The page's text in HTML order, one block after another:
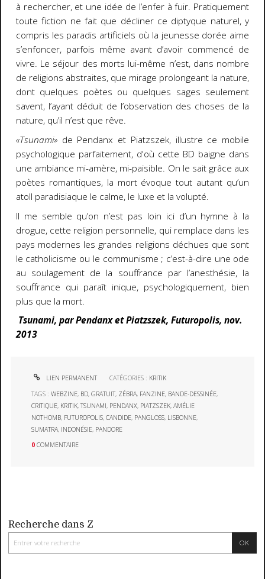
à rechercher, et une idée de l’enfer à fuir. Pratiquement
toute fiction ne fait que décliner ce diptyque naturel, y
compris les paradis artificiels où la jeunesse dorée aime
s’enfoncer, parfois même avant d’avoir commencé de
vivre. Le séjour des morts lui-même n’est, dans nombre
de religions abstraites, que mirage prolongeant la nature,
dont quelques poètes ou quelques sages seulement
savent, l’ayant déduit de l’observation des choses de la
nature, qu’il n’est que rêve.
«Tsunami»de Pendanx et Piatzszek, illustre ce mobile
psychologique parfaitement, d'où cette BD baigne dans
une ambiance mi-amère, mi-paisible. On le sait grâce aux
poètes romantiques, la mort évoque tout autant qu’un
atoll paradisiaque le calme, le luxe et la volupté.
Il me semble qu’on n’est pas loin ici d’un hymne à la
drogue, cette religion personnelle, qui remplace dans les
pays modernes les grandes religions déchues que sont
le catholicisme ou le communisme ; c’est-à-dire une ode
au soulagement de la souffrance par l’anesthésie, la
souffrance qui paraît inique, psychologiquement, bien
plus que la mort.
Tsunami, par Pendanx et Piatzszek, Futuropolis, nov.
2013
LIEN PERMANENT CATÉGORIES : KRITIK
TAGS :WEBZINE, BD,GRATUIT, ZÉBRA, FANZINE, BANDE-DESSINÉE,
CRITIQUE, KRITIK,TSUNAMI, PENDANX, PIATZSZEK,AMÉLIE
NOTHOMB, FUTUROPOLIS,CANDIDE, PANGLOSS, LISBONNE,
SUMATRA, INDONÉSIE, PANDORE
0 COMMENTAIRE
Recherche dans Z